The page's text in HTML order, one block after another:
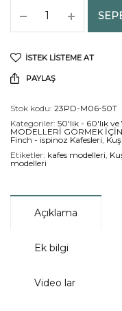
İSTEK LISTEME AT
PAYLAŞ
Stok kodu: 23PD-M06-50T
Kategoriler: 50'lik - 60'lık
MODELLERİ GÖRMEK
Finch - ispinoz Kafesleri,
Etiketler: kafes modelleri,
modelleri
Açıklama
Ek bilgi
Video lar